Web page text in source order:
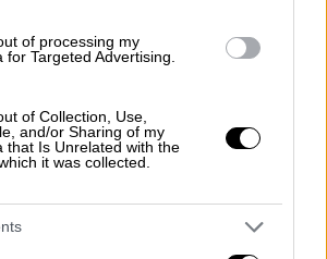
of processing my
for Targeted Advertising.
of Collection, Use,
and/or Sharing of my
that Is Unrelated with the
it was collected.
να πεθάνω ήσυχη με ένα
ότι άποροι
και υποφέρουν
έλλειψης μέσων. Θα ήθελα
αυτού του σημαντικού
ευρώ, αλλά μετά από